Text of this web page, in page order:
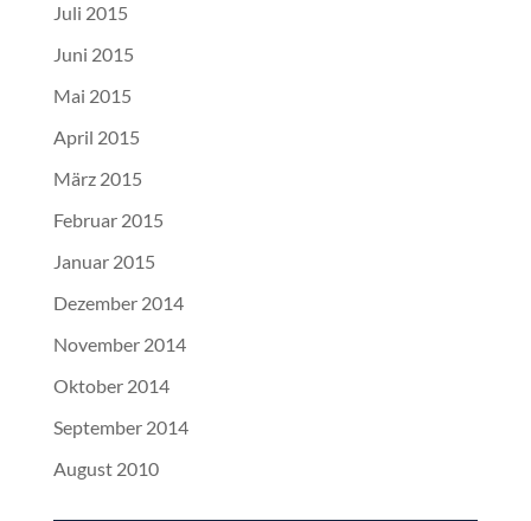
Juli 2015
Juni 2015
Mai 2015
April 2015
März 2015
Februar 2015
Januar 2015
Dezember 2014
November 2014
Oktober 2014
September 2014
August 2010